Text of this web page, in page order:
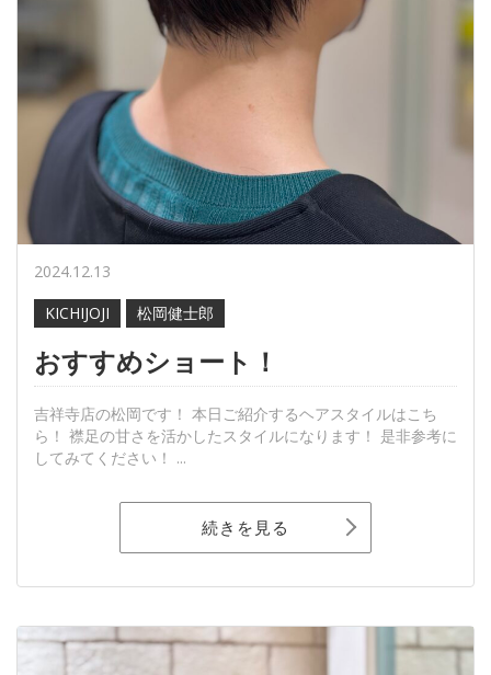
2024.12.13
KICHIJOJI
松岡健士郎
おすすめショート！
吉祥寺店の松岡です！ 本日ご紹介するヘアスタイルはこち
ら！ 襟足の甘さを活かしたスタイルになります！ 是非参考に
してみてください！ ...
続きを見る